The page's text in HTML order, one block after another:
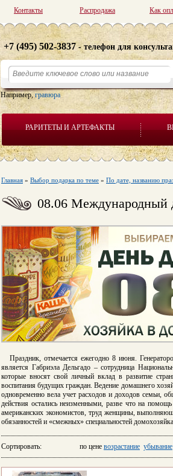
Как
Распродажа
Контакты
РАРИТЕТЫ И АРТЕФАКТЫ
+7 (495) 502-3837- телефон для
Например, гравюра
Главная » Выбор подарка по теме » По дате, названию
08.06 Международный
Праздник, отмечается ежегодно 8 июня.
является Габриэла Дельгадо – сотрудница
которые вносят свой личный вклад в развитие
воспитания будущих граждан. Ведение домашнего
одновременно вела учет расходов и доходов семьи,
действия остались неизменными, разве что на
американских экономистов, труд женщины,
обязанностей и «смежных» специальностей
Сортировать: по цене возрастание убывание